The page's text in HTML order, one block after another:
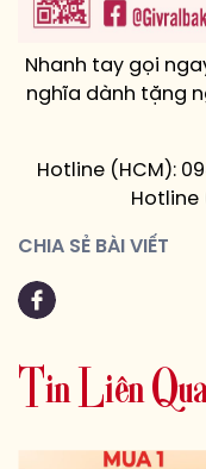
Nhanh tay gọi
nghĩa dành tặng
Hotline (HCM):
Hotline
CHIA SẺ BÀI VIẾT
in Liên Qu